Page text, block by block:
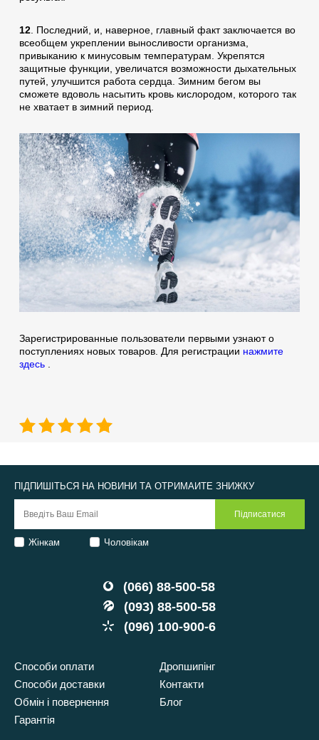
12. Последний, и, наверное, главный факт заключается во
всеобщем укреплении выносливости организма,
привыканию к минусовым температурам. Укрепятся
защитные функции, увеличатся возможности дыхательных
путей, улучшится работа сердца. Зимним бегом вы
сможете вдоволь насытить кровь кислородом, которого так
не хватает в зимний период.
Зарегистрированные пользователи первыми узнают о
поступлениях новых товаров. Для регистрации нажмите
здесь
(066) 88-500-58
(093) 88-500-58
(096) 100-900-6
Способи оплати
Способи доставки
Обмін і повернення
Гарантія
Дропшипінг
Контакти
Блог
ПІДПИШІТЬСЯ НА НОВИНИ ТА ОТРИМАЙТЕ ЗНИЖКУ
Жінкам Чоловікам